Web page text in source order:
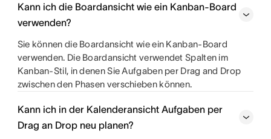
Kann ich die Boardansicht wie ein Kanban-Board
verwenden?
Sie können die Boardansicht wie ein Kanban-Board
verwenden. Die Boardansicht verwendet Spalten im
Kanban-Stil, in denen Sie Aufgaben per Drag and Drop
zwischen den Phasen verschieben können.
Kann ich in der Kalenderansicht Aufgaben per
Drag an Drop neu planen?